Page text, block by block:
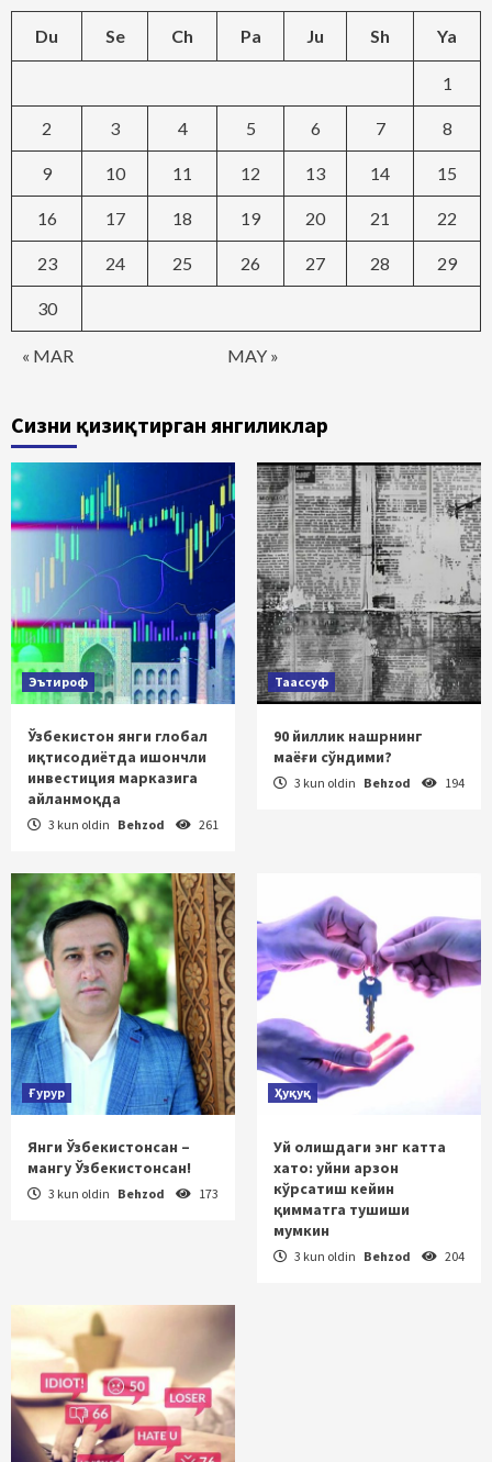
Du Se Ch Pa Ju Sh Ya
« MAR MAY »
1
2 3 4 5 6 7 8
9 10 11 12 13 14 15
16 17 18 19 20 21 22
23 24 25 26 27 28 29
30
Сизни қизиқтирган янгиликлар
Эътироф
Ўзбекистон янги глобал
иқтисодиётда ишончли
инвестиция марказига
айланмоқда
3 kun oldin Behzod 261
Таассуф
90 йиллик нашрнинг
маёғи сўндими?
3 kun oldin Behzod 194
Ғурур
Янги Ўзбекистонсан –
мангу Ўзбекистонсан!
3 kun oldin Behzod 173
Ҳуқуқ
Уй олишдаги энг катта
хато: уйни арзон
кўрсатиш кейин
қимматга тушиши
мумкин
3 kun oldin Behzod 204